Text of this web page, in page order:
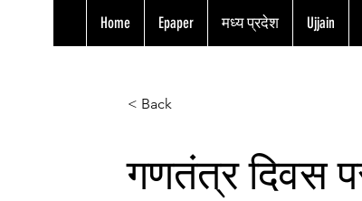
Home Epaper मध्य प्रदेश Ujjain
< Back
गणतंत्र दिवस